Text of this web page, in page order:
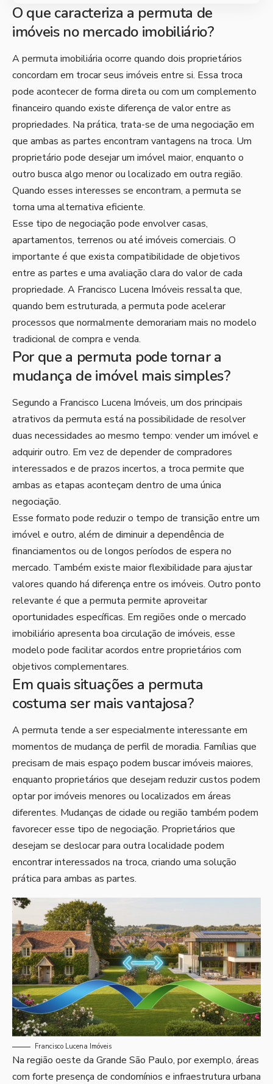
O que caracteriza a permuta de
imóveis no mercado imobiliário?
A permuta imobiliária ocorre quando dois proprietários
concordam em trocar seus imóveis entre si. Essa troca
pode acontecer de forma direta ou com um complemento
financeiro quando existe diferença de valor entre as
propriedades. Na prática, trata-se de uma negociação em
que ambas as partes encontram vantagens na troca. Um
proprietário pode desejar um imóvel maior, enquanto o
outro busca algo menor ou localizado em outra região.
Quando esses interesses se encontram, a permuta se
torna uma alternativa eficiente.
Esse tipo de negociação pode envolver casas,
apartamentos, terrenos ou até imóveis comerciais. O
importante é que exista compatibilidade de objetivos
entre as partes e uma avaliação clara do valor de cada
propriedade. A Francisco Lucena Imóveis ressalta que,
quando bem estruturada, a permuta pode acelerar
processos que normalmente demorariam mais no modelo
tradicional de compra e venda.
Por que a permuta pode tornar a
mudança de imóvel mais simples?
Segundo a Francisco Lucena Imóveis, um dos principais
atrativos da permuta está na possibilidade de resolver
duas necessidades ao mesmo tempo: vender um imóvel e
adquirir outro. Em vez de depender de compradores
interessados e de prazos incertos, a troca permite que
ambas as etapas aconteçam dentro de uma única
negociação.
Esse formato pode reduzir o tempo de transição entre um
imóvel e outro, além de diminuir a dependência de
financiamentos ou de longos períodos de espera no
mercado. Também existe maior flexibilidade para ajustar
valores quando há diferença entre os imóveis. Outro ponto
relevante é que a permuta permite aproveitar
oportunidades específicas. Em regiões onde o mercado
imobiliário apresenta boa circulação de imóveis, esse
modelo pode facilitar acordos entre proprietários com
objetivos complementares.
Em quais situações a permuta
costuma ser mais vantajosa?
A permuta tende a ser especialmente interessante em
momentos de mudança de perfil de moradia. Famílias que
precisam de mais espaço podem buscar imóveis maiores,
enquanto proprietários que desejam reduzir custos podem
optar por imóveis menores ou localizados em áreas
diferentes. Mudanças de cidade ou região também podem
favorecer esse tipo de negociação. Proprietários que
desejam se deslocar para outra localidade podem
encontrar interessados na troca, criando uma solução
prática para ambas as partes.
Francisco Lucena Imóveis
Na região oeste da Grande São Paulo, por exemplo, áreas
com forte presença de condomínios e infraestrutura urbana